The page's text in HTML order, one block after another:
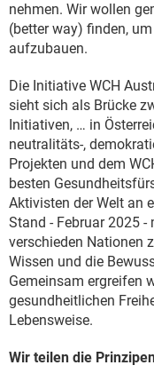
nehmen. Wir wollen
(better way) finden,
aufzubauen.
Die Initiative WCH
sieht sich als Brücke
Initiativen, … in
neutralitäts-,
Projekten und dem
besten
Aktivisten der Welt an
Stand - Februar 2025
verschieden Nationen
Wissen und die
Gemeinsam ergreifen
gesundheitlichen
Lebensweise.
Wir teilen die